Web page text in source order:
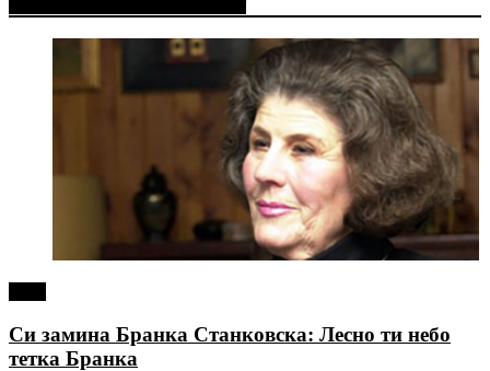
Си замина Бранка Станковска: Лесно ти небо
тетка Бранка